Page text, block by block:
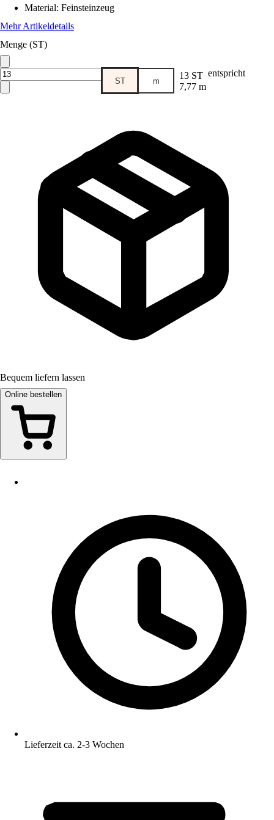
Material: Feinsteinzeug
Mehr Artikeldetails
Menge (ST)
ST m 13 ST entspricht
7,77 m
Bequem liefern lassen
Online bestellen
Lieferzeit ca. 2-3 Wochen